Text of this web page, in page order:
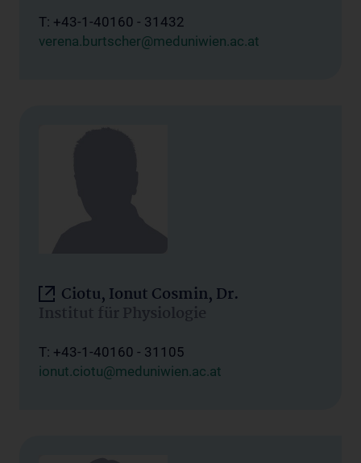
T: +43-1-40160 - 31432
verena.burtscher@meduniwien.ac.at
Ciotu, Ionut Cosmin, Dr.
Institut für Physiologie
T: +43-1-40160 - 31105
ionut.ciotu@meduniwien.ac.at